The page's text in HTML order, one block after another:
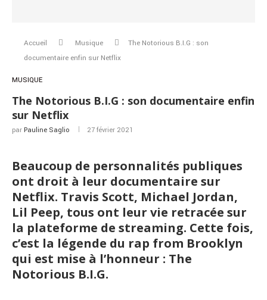
Accueil Musique
The Notorious B.I.G : son
documentaire enfin sur Netflix
MUSIQUE
The Notorious B.I.G : son documentaire enfin
sur Netflix
par Pauline Saglio 27 février 2021
Beaucoup de personnalités publiques
ont droit à leur documentaire sur
Netflix. Travis Scott, Michael Jordan,
Lil Peep, tous ont leur vie retracée sur
la plateforme de streaming. Cette fois,
c’est la légende du rap from Brooklyn
qui est mise à l’honneur : The
Notorious B.I.G.